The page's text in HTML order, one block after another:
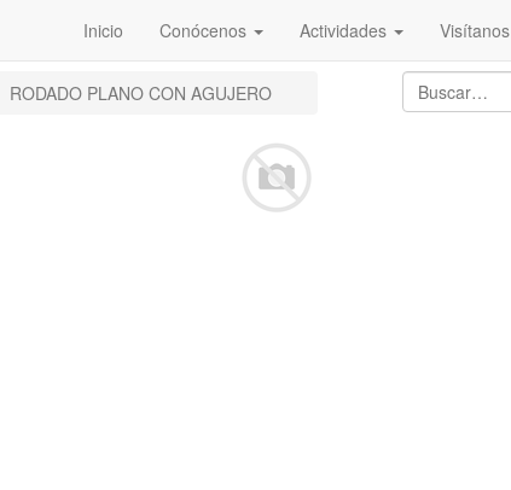
Inicio Conócenos Actividades Visítanos
RODADO PLANO CON AGUJERO